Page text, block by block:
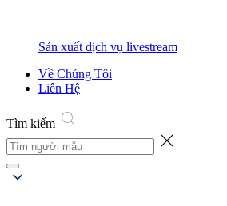
Sản xuất dịch vụ livestream
Về Chúng Tôi
Liên Hệ
Tìm kiếm